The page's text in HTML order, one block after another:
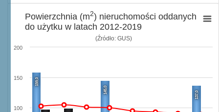
(Źródło: GUS)
159,0
145,0
137,0
100
150
200
Powierzchnia (m2) nieruchomości oddanych
do użytku w latach 2012-2019